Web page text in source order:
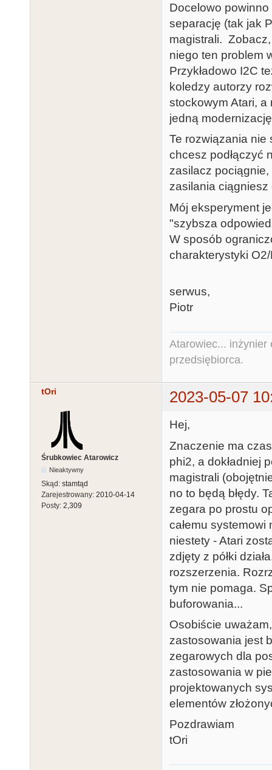
Docelowo
separację (tak jak
magistrali.
niego ten problem
Przykładowo I2C
koledzy autorzy
stockowym Atari, a
jedną
Te rozwiązania
chcesz podłączyć
zasilacz
zasilania ciągniesz
Mój eksperyment
"szybsza
W sposób
charakterystyki
serwus,
Piotr
Atarowiec... inżynier
przedsiębiorca.
tOri 2023-05-07
Śrubkowiec Atarowicz
Nieaktywny
Skąd: stamtąd
Zarejestrowany: 2010-04-14
Posty: 2,309
Hej,
Znaczenie ma
phi2, a dokładniej
magistrali
no to będą błędy.
zegara po prostu
całemu
niestety - Atari
zdjęty z półki
rozszerzenia.
tym nie pomaga.
buforowania...
Osobiście
zastosowania jest
zegarowych dla
zastosowania w
projektowanych
elementów
Pozdrawiam
tOri